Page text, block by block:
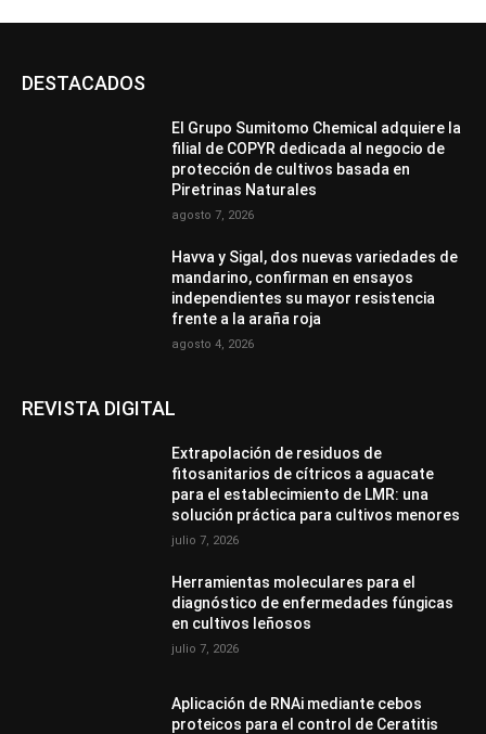
DESTACADOS
El Grupo Sumitomo Chemical adquiere la
filial de COPYR dedicada al negocio de
protección de cultivos basada en
Piretrinas Naturales
agosto 7, 2026
Havva y Sigal, dos nuevas variedades de
mandarino, confirman en ensayos
independientes su mayor resistencia
frente a la araña roja
agosto 4, 2026
REVISTA DIGITAL
Extrapolación de residuos de
fitosanitarios de cítricos a aguacate
para el establecimiento de LMR: una
solución práctica para cultivos menores
julio 7, 2026
Herramientas moleculares para el
diagnóstico de enfermedades fúngicas
en cultivos leñosos
julio 7, 2026
Aplicación de RNAi mediante cebos
proteicos para el control de Ceratitis